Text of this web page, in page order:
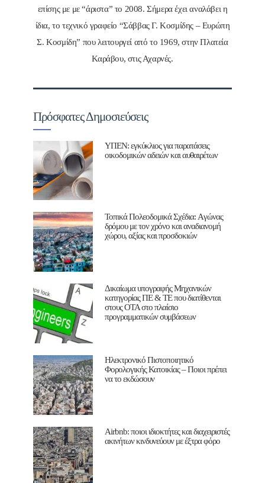
επίσης με με “άριστα” το 2008. Σήμερα έχει αναλάβει η
ίδια, το τεχνικό γραφείο “Σάββας Γ. Κοσμίδης – Ευρώπη
Σ. Κοσμίδη” που λειτουργεί από το 1969, στην Πλατεία
Καράβου, στις Αχαρνές.
Πρόσφατες Δημοσιεύσεις
ΥΠΕΝ: εγκύκλιος για παρατάσεις
οικοδομικών αδειών και αυθαιρέτων
Τοπικά Πολεοδομικά Σχέδια: Aγώνας
δρόμου με τον χρόνο και αναδιανομή
χώρου, αξίας και προσδοκιών
Δικαίωμα υπογραφής Μηχανικών
κατηγορίας ΠΕ & ΤΕ που διατίθενται
στους ΟΤΑ στο πλαίσιο
προγραμματικών συμβάσεων
Ηλεκτρονικό Πιστοποιητικό
Φορολογικής Κατοικίας – Ποιοι πρέπει
να το εκδώσουν
Airbnb: ποιοι ιδιοκτήτες και διαχειριστές
ακινήτων κινδυνεύουν με έξτρα φόρο